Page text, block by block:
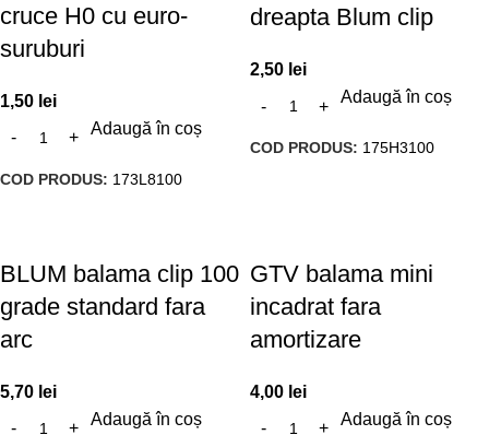
cruce H0 cu euro-
suruburi
1,50 lei
Adaugă în coș
COD PRODUS: 173L8100
dreapta Blum clip
2,50 lei
Adaugă în coș
COD PRODUS: 175H3100
BLUM balama clip 100
grade standard fara
arc
5,70 lei
Adaugă în coș
GTV balama mini
incadrat fara
amortizare
4,00 lei
Adaugă în coș